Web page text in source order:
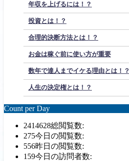
年収を上げるには！？
投資とは！？
合理的決断方法とは！？
お金は稼ぐ前に使い方が重要
数年で達人までイケる理由とは！？
人生の決定権とは！？
Count per Day
2414628総閲覧数:
275今日の閲覧数:
556昨日の閲覧数:
159今日の訪問者数: